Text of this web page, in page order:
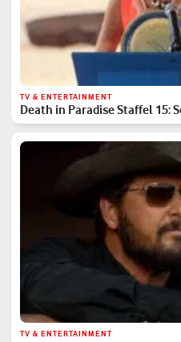
TV & ENTERTAINMENT
Death in Paradise Staffel 15:
TV & ENTERTAINMENT